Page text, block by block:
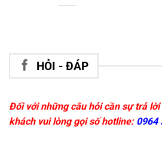
HỎI - ĐÁP
Đối với những câu hỏi cần sự trả
khách vui lòng gọi số hotline: 0964